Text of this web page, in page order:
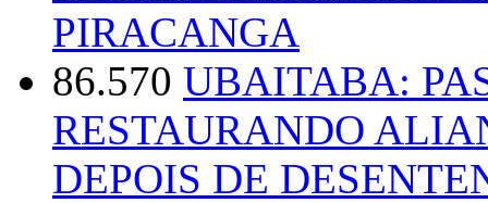
PIRACANGA
86.570 UBAITABA:
RESTAURANDO
DEPOIS DE